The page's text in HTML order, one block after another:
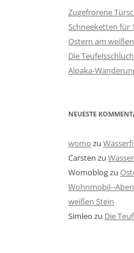
Zugefrorene
Schneeketten für
Ostern am
Die
Alpaka-
NEUESTE
womo zu
Carsten zu
Womoblogzu
Wohnmobil--
weißen Stein
Simleo zu Die